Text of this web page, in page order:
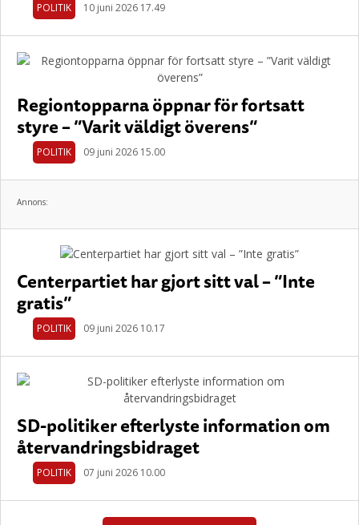
POLITIK 10 juni 2026 17.49
Regiontopparna öppnar för fortsatt
styre – ”Varit väldigt överens”
POLITIK 09 juni 2026 15.00
Annons:
Centerpartiet har gjort sitt val – ”Inte
gratis”
POLITIK 09 juni 2026 10.17
SD-politiker efterlyste information om
återvandringsbidraget
POLITIK 07 juni 2026 10.00